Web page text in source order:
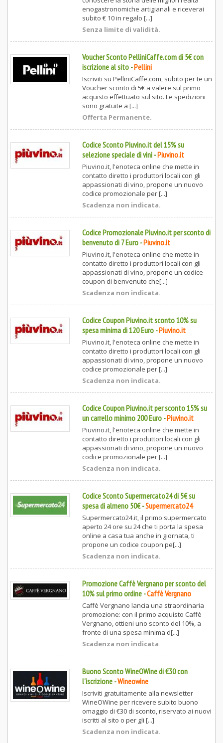
enogastronomiche artigianali e riceverai
subito € 10 in regalo [...]
Senza limite di validità.
Voucher Sconto PelliniCaffe.com di 5€ con
iscrizione al sito-Pellini
Iscriviti su PelliniCaffe.com, subito per te un
Voucher sconto di 5€ a valere sul primo
acquisto effettuato sul sito. Le spedizioni
sono gratuite a [...]
Offerta Permanente.
Codice Sconto Piuvino.it del 15% su
selezione speciale di vini-Piuvino.it
Piuvino.it, l'enoteca online che mette in
contatto diretto i produttori locali con gli
appassionati di vino, propone un nuovo
codice promozionale per [...]
Scadenza non indicata.
Codice Promozionale Piuvino.it per sconto di
benvenuto di 7 Euro-Piuvino.it
Piuvino.it, l'enoteca online che mette in
contatto diretto i produttori locali con gli
appassionati di vino, propone un codice
coupon di benvenuto che[...]
Scadenza non indicata.
Codice Coupon Piuvino.it sconto 10% su
spesa minima di 120 Euro-Piuvino.it
Piuvino.it, l'enoteca online che mette in
contatto diretto i produttori locali con gli
appassionati di vino, propone un nuovo
codice promozionale per [...]
Scadenza non indicata.
Codice Coupon Piuvino.it per sconto 15% su
un carrello minimo 200 Euro-Piuvino.it
Piuvino.it, l'enoteca online che mette in
contatto diretto i produttori locali con gli
appassionati di vino, propone un nuovo
codice promozionale per [...]
Scadenza non indicata.
Codice Sconto Supermercato24 di 5€ su
spesa di almeno 50€-Supermercato24
Supermercato24.it, il primo supermercato
aperto 24 ore su 24 che ti porta la spesa
online a casa tua anche in giornata, ti
propone un codice coupon pe[...]
Scadenza non indicata.
Promozione Caffè Vergnano per sconto del
10% sul primo ordine-Caffè Vergnano
Caffè Vergnano lancia una straordinaria
promozione: con il primo acquisto Caffè
Vergnano, ottieni uno sconto del 10%, a
fronte di una spesa minima d[...]
Scadenza non indicata
Buono Sconto WineOWine di €30 con
l'iscrizione-Wineowine
Iscriviti gratuitamente alla newsletter
WineOWine per ricevere subito buono
omaggio di €30 di sconto, riservato ai nuovi
iscritti al sito o per gli [...]
Scadenza non indicata.